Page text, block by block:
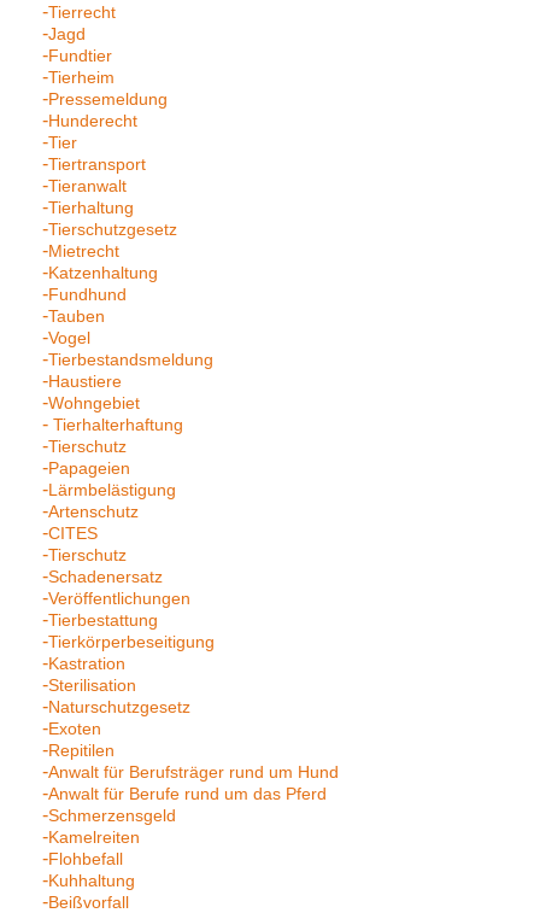
Tierrecht
Jagd
Fundtier
Tierheim
Pressemeldung
Hunderecht
Tier
Tiertransport
Tieranwalt
Tierhaltung
Tierschutzgesetz
Mietrecht
Katzenhaltung
Fundhund
Tauben
Vogel
Tierbestandsmeldung
Haustiere
Wohngebiet
Tierhalterhaftung
Tierschutz
Papageien
Lärmbelästigung
Artenschutz
CITES
Tierschutz
Schadenersatz
Veröffentlichungen
Tierbestattung
Tierkörperbeseitigung
Kastration
Sterilisation
Naturschutzgesetz
Exoten
Repitilen
Anwalt für Berufsträger rund um Hund
Anwalt für Berufe rund um das Pferd
Schmerzensgeld
Kamelreiten
Flohbefall
Kuhhaltung
Beißvorfall